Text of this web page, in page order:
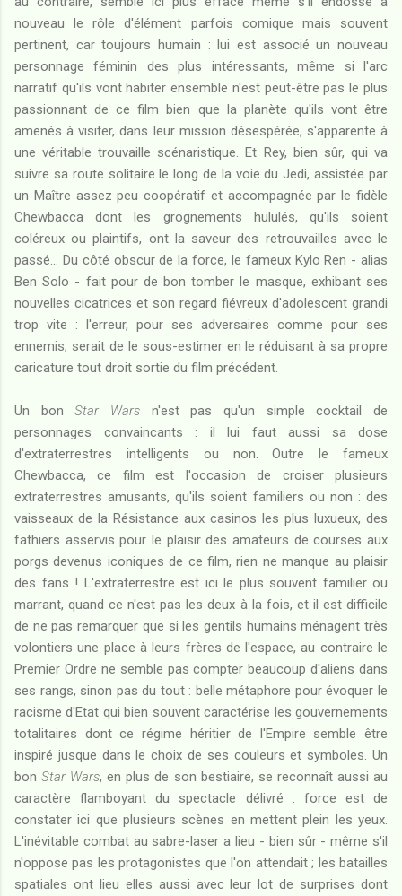
nouveau le rôle d'élément parfois comique mais souvent
pertinent, car toujours humain : lui est associé un nouveau
personnage féminin des plus intéressants, même si l'arc
narratif qu'ils vont habiter ensemble n'est peut-être pas le plus
passionnant de ce film bien que la planète qu'ils vont être
amenés à visiter, dans leur mission désespérée, s'apparente à
une véritable trouvaille scénaristique. Et Rey, bien sûr, qui va
suivre sa route solitaire le long de la voie du Jedi, assistée par
un Maître assez peu coopératif et accompagnée par le fidèle
Chewbacca dont les grognements hululés, qu'ils soient
coléreux ou plaintifs, ont la saveur des retrouvailles avec le
passé... Du côté obscur de la force, le fameux Kylo Ren - alias
Ben Solo - fait pour de bon tomber le masque, exhibant ses
nouvelles cicatrices et son regard fiévreux d'adolescent grandi
trop vite : l'erreur, pour ses adversaires comme pour ses
ennemis, serait de le sous-estimer en le réduisant à sa propre
caricature tout droit sortie du film précédent.
Un bonStar Wars n'est pas qu'un simple cocktail de
personnages convaincants : il lui faut aussi sa dose
d'extraterrestres intelligents ou non. Outre le fameux
Chewbacca, ce film est l'occasion de croiser plusieurs
extraterrestres amusants, qu'ils soient familiers ou non : des
vaisseaux de la Résistance aux casinos les plus luxueux, des
fathiers asservis pour le plaisir des amateurs de courses aux
porgs devenus iconiques de ce film, rien ne manque au plaisir
des fans ! L'extraterrestre est ici le plus souvent familier ou
marrant, quand ce n'est pas les deux à la fois, et il est difficile
de ne pas remarquer que si les gentils humains ménagent très
volontiers une place à leurs frères de l'espace, au contraire le
Premier Ordre ne semble pas compter beaucoup d'aliens dans
ses rangs, sinon pas du tout : belle métaphore pour évoquer le
racisme d'Etat qui bien souvent caractérise les gouvernements
totalitaires dont ce régime héritier de l'Empire semble être
inspiré jusque dans le choix de ses couleurs et symboles. Un
bonStar Wars, en plus de son bestiaire, se reconnaît aussi au
caractère flamboyant du spectacle délivré : force est de
constater ici que plusieurs scènes en mettent plein les yeux.
L'inévitable combat au sabre-laser a lieu - bien sûr - même s'il
n'oppose pas les protagonistes que l'on attendait ; les batailles
spatiales ont lieu elles aussi avec leur lot de surprises dont